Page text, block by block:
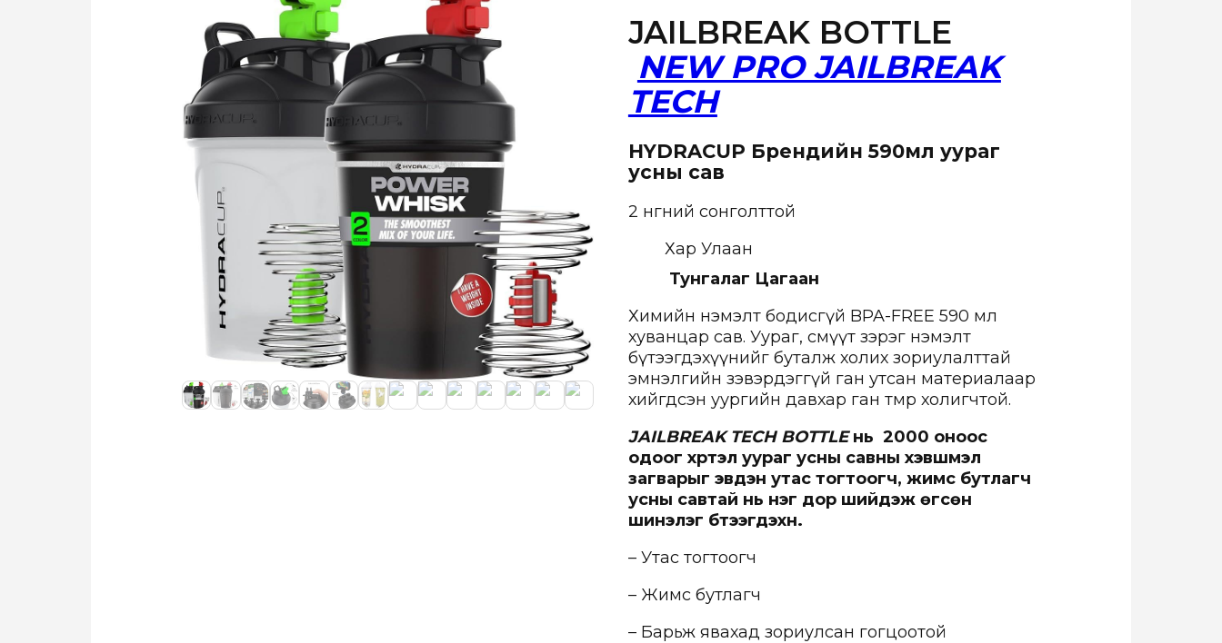
JAILBREAK BOTTLE
NEW PRO JAILBREAK
TECH
HYDRACUP Брендийн 590мл уураг
усны сав
2 өнгөний сонголттой
Хар Улаан
Тунгалаг Цагаан
Химийн нэмэлт бодисгүй BPA-FREE 590 мл
хуванцар сав. Уураг, смүүт зэрэг нэмэлт
бүтээгдэхүүнийг буталж холих зориулалттай
эмнэлгийн зэвэрдэггүй ган утсан материалаар
хийгдсэн уургийн давхар ган төмөр холигчтой.
JAILBREAK TECH BOTTLEнь 2000 оноос
одоог хүртэл уураг усны савны хэвшмэл
загварыг эвдэн утас тогтоогч, жимс бутлагч
усны савтай нь нэг дор шийдэж өгсөн
шинэлэг бүтээгдэхүүн.
– Утас тогтоогч
– Жимс бутлагч
– Барьж явахад зориулсан гогцоотой